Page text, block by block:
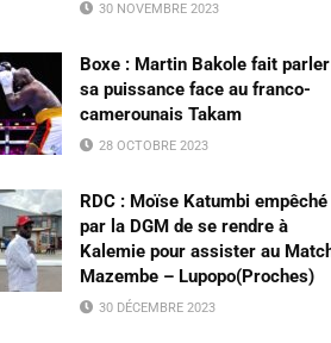
30 NOVEMBRE 2023
Boxe : Martin Bakole fait parler
sa puissance face au franco-
camerounais Takam
28 OCTOBRE 2023
RDC : Moïse Katumbi empêché
par la DGM de se rendre à
Kalemie pour assister au
Mazembe – Lupopo(Proches)
30 DÉCEMBRE 2023